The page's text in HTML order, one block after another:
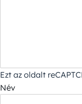
Ezt az oldalt
Név